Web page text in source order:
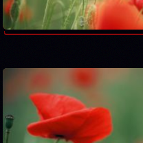
Marais salants
Mer
Recueil d'écorces
Reflets